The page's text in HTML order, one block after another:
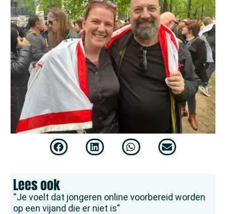
Lees ook
“Je voelt dat jongeren online voorbereid worden
op een vijand die er niet is”